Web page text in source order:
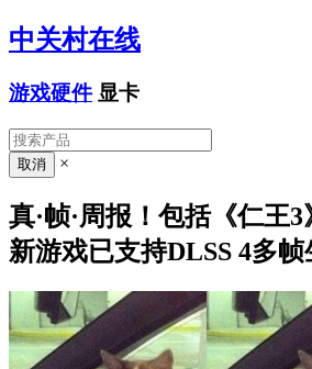
中关村在线
游戏硬件 显卡
×
真·帧·周报！包括《仁王
新游戏已支持DLSS 4多帧